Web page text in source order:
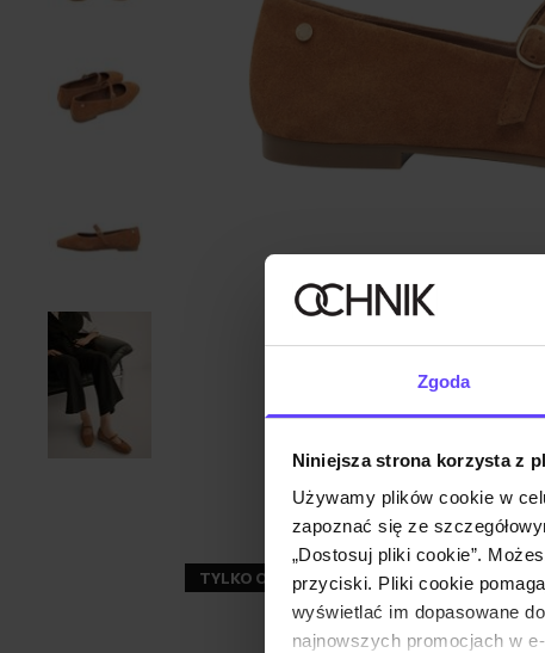
Zgoda
Niniejsza strona korzysta z
Używamy plików cookie w
zapoznać się ze
„Dostosuj pliki cookie”.
przyciski. Pliki cookie
wyświetlać im dopasowane
najnowszych promocjach w
TYLKO ONLINE NEW20